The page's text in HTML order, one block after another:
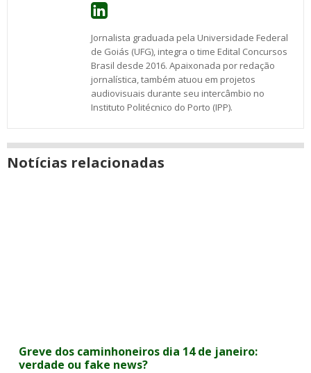
Jornalista graduada pela Universidade Federal
de Goiás (UFG), integra o time Edital Concursos
Brasil desde 2016. Apaixonada por redação
jornalística, também atuou em projetos
audiovisuais durante seu intercâmbio no
Instituto Politécnico do Porto (IPP).
Notícias relacionadas
Greve dos caminhoneiros dia 14 de janeiro:
verdade ou fake news?